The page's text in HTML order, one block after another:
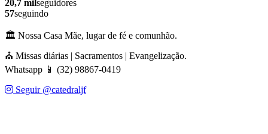
20,7 milseguidores
57seguindo
🏛️ Nossa Casa Mãe, lugar de fé e comunhão.
⛪ Missas diárias | Sacramentos | Evangelização.
Whatsapp 📱 (32) 98867-0419
Seguir @catedraljf